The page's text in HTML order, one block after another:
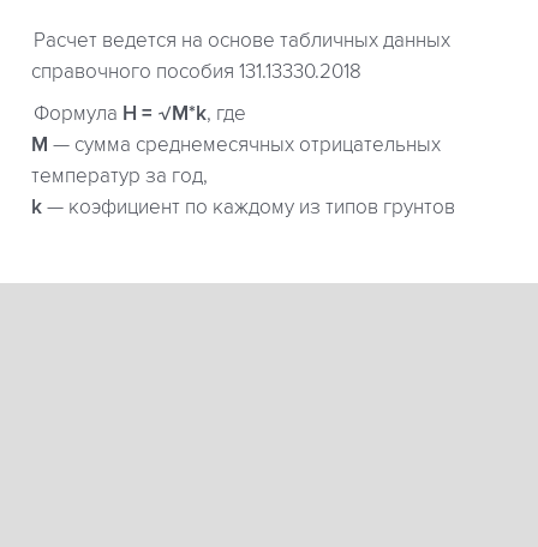
Расчет ведется на основе табличных данных
справочного пособия 131.13330.2018
Формула H = √M*k, где
М — сумма среднемесячных отрицательных
температур за год,
k — коэфициент по каждому из типов грунтов